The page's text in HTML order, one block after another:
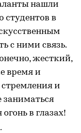
нашли
студентов в
с ними связь.
жесткий,
время и
и
заниматься
в глазах!
.